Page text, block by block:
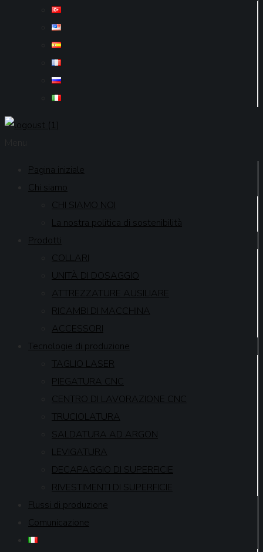
Pagina iniziale
Chi siamo
CHI SIAMO NOI
La nostra politica di sostenibilità
Prodotti
COLLARI
UNITÀ DI DOSAGGIO
ATTREZZATURE AUSILIARE
RICAMBI DI MACCHINA
ACCESSORI
Tecnologie di produzione
TAGLIO LASER
PIEGATURA CNC
CENTRO DI LAVORAZIONE CNC
TRUCIOLATURA
SALDATURA AD ARGON
LEVIGATURA
DECAPAGGIO DI SUPERFICIE
RIVESTIMENTI DI SUPERFICIE
Flussi di produzione
Comunicazione